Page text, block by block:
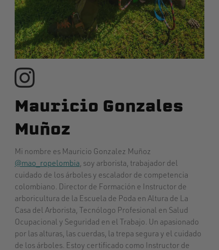
Mauricio Gonzales
Muñoz
Mi nombre es Mauricio Gonzalez Muñoz
@mao_ropelombia, soy arborista, trabajador del
cuidado de los árboles y escalador de competencia
colombiano. Director de Formación e Instructor de
arboricultura de la Escuela de Poda en Altura de La
Casa del Arborista, Tecnólogo Profesional en Salud
Ocupacional y Seguridad en el Trabajo. Un apasionado
por las alturas, las cuerdas, la trepa segura y el cuidado
de los árboles. Estoy certificado como Instructor de